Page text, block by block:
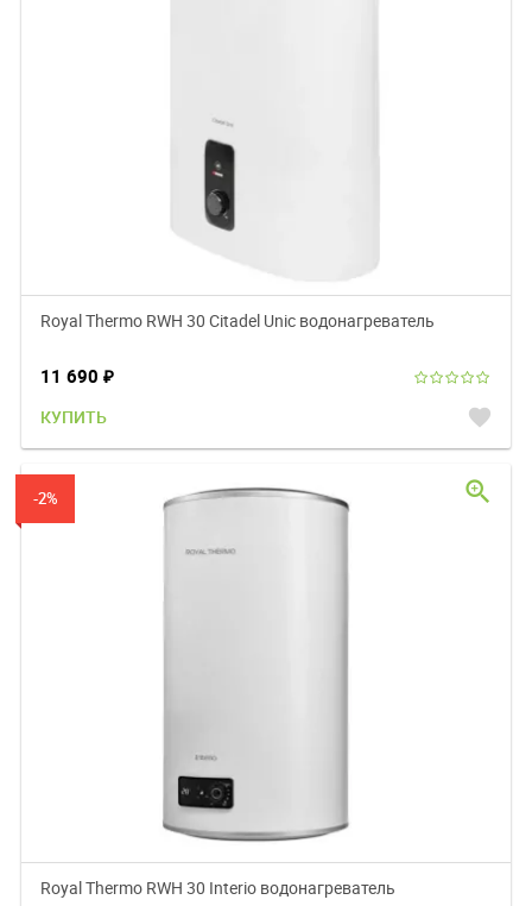
Royal Thermo RWH 30 Citadel Unic водонагреватель
11 690 ₽
КУПИТЬ favorite
-2%
Royal Thermo RWH 30 Interio водонагреватель
zoom_in